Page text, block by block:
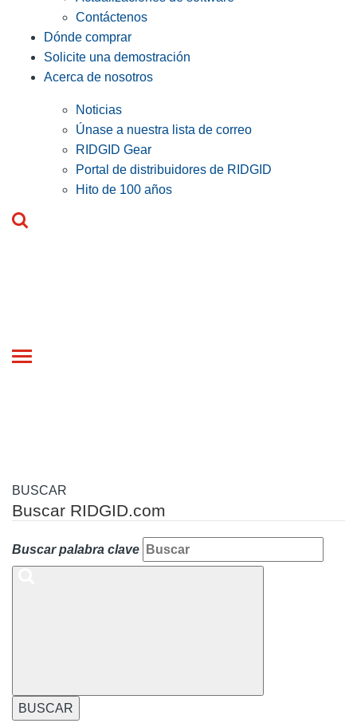
Contáctenos
Dónde comprar
Solicite una demostración
Acerca de nosotros
Noticias
Únase a nuestra lista de correo
RIDGID Gear
Portal de distribuidores de RIDGID
Hito de 100 años
Toggle
BUSCAR
Buscar RIDGID.com
Buscar palabra clave
BUSCAR